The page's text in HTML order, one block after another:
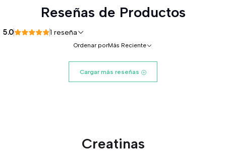
Reseñas de Productos
5.0 1 reseña
Ordenar porMás Reciente
Cargar más reseñas
Creatinas